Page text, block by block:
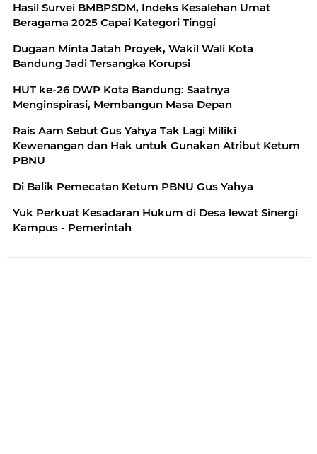
Hasil Survei BMBPSDM, Indeks Kesalehan Umat
Beragama 2025 Capai Kategori Tinggi
Dugaan Minta Jatah Proyek, Wakil Wali Kota
Bandung Jadi Tersangka Korupsi
HUT ke-26 DWP Kota Bandung: Saatnya
Menginspirasi, Membangun Masa Depan
Rais Aam Sebut Gus Yahya Tak Lagi Miliki
Kewenangan dan Hak untuk Gunakan Atribut Ketum
PBNU
Di Balik Pemecatan Ketum PBNU Gus Yahya
Yuk Perkuat Kesadaran Hukum di Desa lewat Sinergi
Kampus - Pemerintah